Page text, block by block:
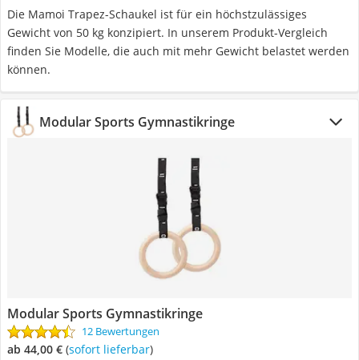
Die Mamoi Trapez-Schaukel ist für ein höchstzulässiges
Gewicht von 50 kg konzipiert. In unserem Produkt-Vergleich
finden Sie Modelle, die auch mit mehr Gewicht belastet werden
können.
Modular Sports Gymnastikringe
Modular Sports Gymnastikringe
12 Bewertungen
ab 44,00 € ( Sofort lieferbar)